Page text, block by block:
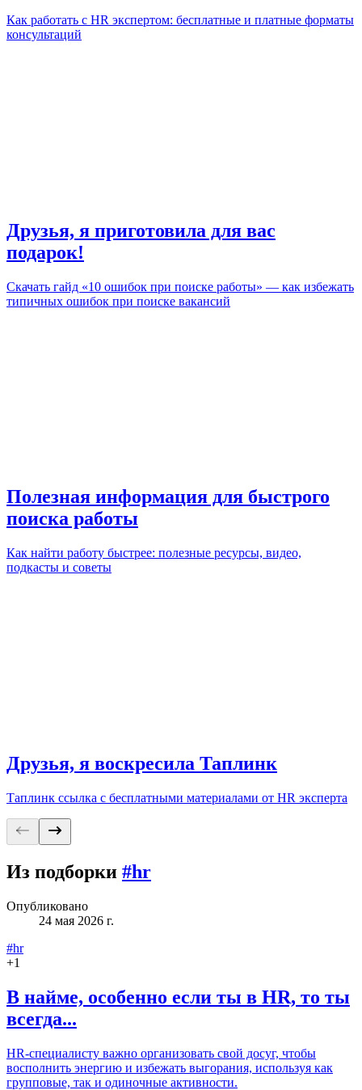
Как работать с HR экспертом: бесплатные и платные форматы
консультаций
Друзья, я приготовила для вас
подарок!
Скачать гайд «10 ошибок при поиске работы» — как избежать
типичных ошибок при поиске вакансий
Полезная информация для быстрого
поиска работы
Как найти работу быстрее: полезные ресурсы, видео,
подкасты и советы
Друзья, я воскресила Таплинк
Таплинк ссылка с бесплатными материалами от HR эксперта
Из подборки #hr
Опубликовано
24 мая 2026 г.
#hr
+1
В найме, особенно если ты в HR, то ты
всегда...
HR‑специалисту важно организовать свой досуг, чтобы
восполнить энергию и избежать выгорания, используя как
групповые, так и одиночные активности.